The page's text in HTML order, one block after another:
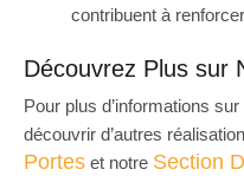
contribuent à
Découvrez Plus sur
Pour plus d’informations
découvrir d’autres
Portes et notre Section